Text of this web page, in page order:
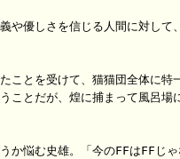
や優しさを信じる人間に対して
ことを受けて、猫猫団全体に特
ことだが、煌に捕まって風呂場
か悩む史雄。「今のFFはFFじ